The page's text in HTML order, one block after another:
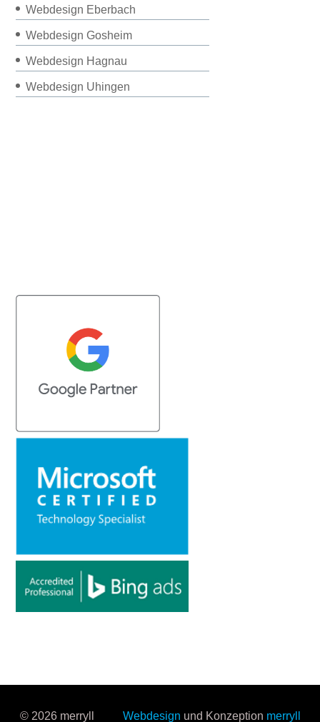
Webdesign Eberbach
Webdesign Gosheim
Webdesign Hagnau
Webdesign Uhingen
© 2026 merryll Webdesign und Konzeption merryll